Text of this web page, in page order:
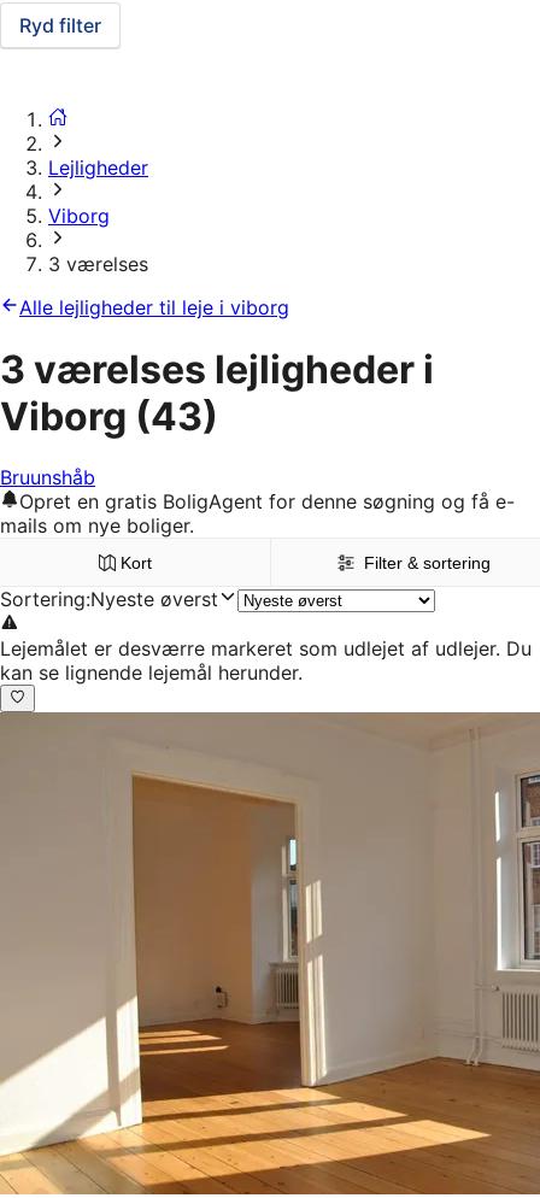
Ryd filter
Lejligheder
Viborg
3 værelses
Alle lejligheder til leje i viborg
3 værelses lejligheder i
Viborg (43)
Bruunshåb
Opret en gratis BoligAgent for denne søgning og få e-
mails om nye boliger.
Kort Filter & sortering
Sortering:Nyeste øverst
Lejemålet er desværre markeret som udlejet af udlejer. Du
kan se lignende lejemål herunder.